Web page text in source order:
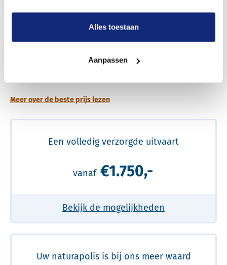
Alles toestaan
Aanpassen
Dit kost een crematie
Een betere uitvaart ervaring voor een betere
Meer over de beste prijs lezen
Een volledig verzorgde uitvaart
vanaf €1.750,-
Bekijk de mogelijkheden
Uw naturapolis is bij ons meer waard